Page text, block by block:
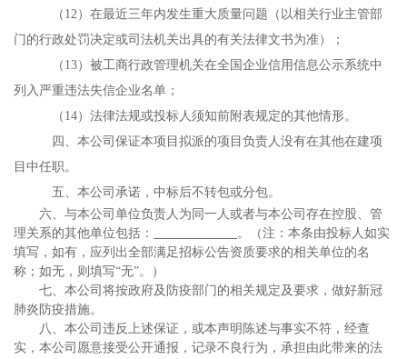
（ 12）在最近三年内发生重大质量问题（以相关行业主管部
门的行政处罚决定或司法机关出具的有关法律文书为准）；
（ 13）被工商行政管理机关在全国企业信用信息公示系统中
列入严重违法失信企业名单；
（ 14）法律法规或投标人须知前附表规定的其他情形。
四、本公司保证本项目拟派的项目负责人没有在其他在建项
目中任职。
五、本公司承诺，中标后不转包或分包。
六、与本公司单位负责人为同一人或者与本公司存在控股、管
理关系的其他单位包括：
。（注：本条由投标人如实
填写，如有，应列出全部满足招标公告资质要求的相关单位的名
称；如无，则填写“无”。）
七、本公司将按政府及防疫部门的相关规定及要求，做好新冠
肺炎防疫措施。
八、本公司违反上述保证，或本声明陈述与事实不符，经查
实，本公司愿意接受公开通报， 记录不良行为 ，承担由此带来的法